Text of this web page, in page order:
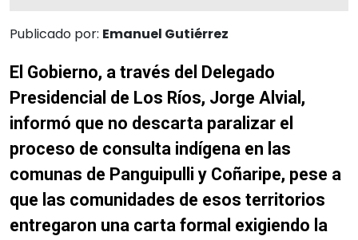
Publicado por: Emanuel Gutiérrez
El Gobierno, a través del Delegado
Presidencial de Los Ríos, Jorge Alvial,
informó que no descarta paralizar el
proceso de consulta indígena en las
comunas de Panguipulli y Coñaripe, pese a
que las comunidades de esos territorios
entregaron una carta formal exigiendo la